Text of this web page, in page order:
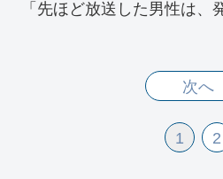
「先ほど放送した男性は、
次へ
1 2